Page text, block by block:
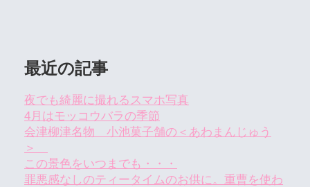
最近の記事
夜でも綺麗に撮れるスマホ写真
4月はモッコウバラの季節
会津柳津名物 小池菓子舗の＜あわまんじゅう
＞
この景色をいつまでも・・・
罪悪感なしのティータイムのお供に。重曹を使わ